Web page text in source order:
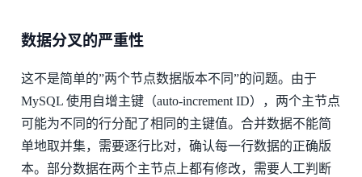
数据分叉的严重性
这不是简单的”两个节点数据版本不同”的问题。由于
MySQL 使用自增主键（auto-increment ID），两个主节点
可能为不同的行分配了相同的主键值。合并数据不能简
单地取并集，需要逐行比对，确认每一行数据的正确版
本。部分数据在两个主节点上都有修改，需要人工判断